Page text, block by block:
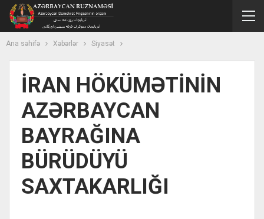
Ana səhifə Xəbərlər Siyasət
İRAN HÖKÜMƏTİNİN
AZƏRBAYCAN
BAYRAĞINA
BÜRÜDÜYÜ
SAXTAKARLIĞI